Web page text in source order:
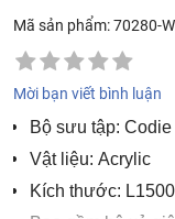
Mã sản phẩm: 70280-
Mời bạn viết bình luận
Bộ sưu tập: Codie
Vật liệu: Acrylic
Kích thước: